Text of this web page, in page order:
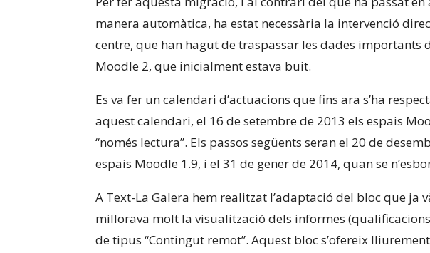
manera automàtica, ha estat necessària la intervenció
centre, que han hagut de traspassar les dades importants
Moodle 2, que inicialment estava buit.
Es va fer un calendari d’actuacions que fins ara s’ha
aquest calendari, el 16 de setembre de 2013 els espais
“només lectura”. Els passos següents seran el 20 de
espais Moodle 1.9, i el 31 de gener de 2014, quan se
A Text-La Galera hem realitzat l’adaptació del bloc que ja
millorava molt la visualització dels informes
de tipus “Contingut remot”. Aquest bloc s’ofereix